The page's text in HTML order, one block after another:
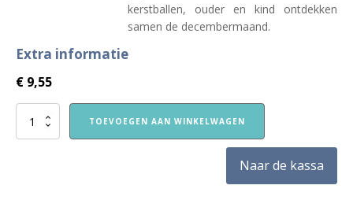
kerstballen, ouder en kind ontdekken
samen de decembermaand.
Extra informatie
€ 9,55
VVE
TOEVOEGEN AAN WINKELWAGEN
Naar de kassa